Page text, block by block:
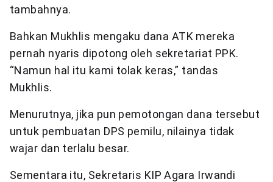
tambahnya.
Bahkan Mukhlis mengaku dana ATK mereka
pernah nyaris dipotong oleh sekretariat PPK.
“Namun hal itu kami tolak keras,” tandas
Mukhlis.
Menurutnya, jika pun pemotongan dana tersebut
untuk pembuatan DPS pemilu, nilainya tidak
wajar dan terlalu besar.
Sementara itu, Sekretaris KIP Agara Irwandi